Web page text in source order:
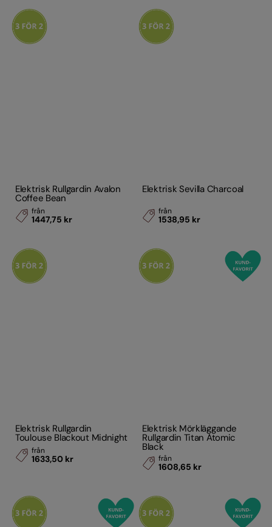
Elektrisk Rullgardin Avalon
Coffee Bean
från
1447,75 kr
Elektrisk Sevilla Charcoal
från
1538,95 kr
Elektrisk Rullgardin
Toulouse Blackout Midnight
från
1633,50 kr
Elektrisk Mörkläggande
Rullgardin Titan Atomic
Black
från
1608,65 kr